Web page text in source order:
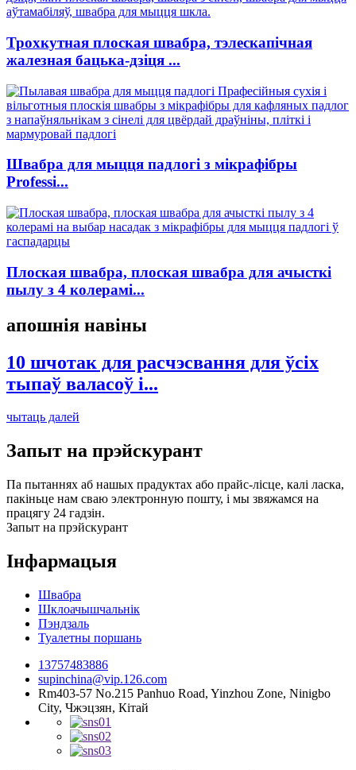
Трохкутная плоская швабра, тэлескапічная
жалезная бацька-дзіця ...
Швабра для мыцця падлогі з мікрафібры
Professi...
Плоская швабра, плоская швабра для ачысткі
пылу з 4 колерамі...
апошнія навіны
10 шчотак для расчэсвання для ўсіх
тыпаў валасоў і...
чытаць далей
Запыт на прэйскурант
Па пытаннях аб нашых прадуктах або прайс-лісце, калі ласка,
пакіньце нам сваю электронную пошту, і мы звяжамся на
працягу 24 гадзін.
Запыт на прэйскурант
Інфармацыя
Швабра
Шклоачышчальнік
Пэндзаль
Туалетны поршань
13757483886
supinchina@vip.126.com
Rm403-57 No.215 Panhuo Road, Yinzhou Zone, Ninigbo
City, Чжэцзян, Кітай